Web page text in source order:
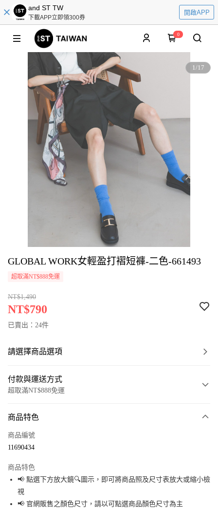
and ST TW
下載APP立即領300券
開啟APP
0
1/17
GLOBAL WORK女輕盈打褶短褲-二色-661493
超取滿NT$888免運
NT$1,490
NT$790
已賣出：24件
請選擇商品選項
付款與運送方式
超取滿NT$888免運
信用卡一次付款
Apple Pay
街口支付
商品特色
商品編號
11690434
商品特色
📢 點選下方放大鏡🔍圖示，即可將商品照及尺寸表放大或縮小檢
視
📢 官網販售之顏色尺寸，請以可點選商品顏色尺寸為主